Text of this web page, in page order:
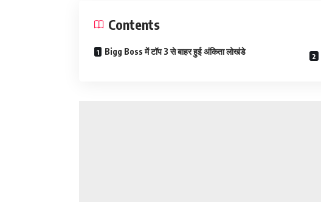
Contents
Bigg Boss में टॉप 3 से बाहर हुई अंकिता लोखंडे